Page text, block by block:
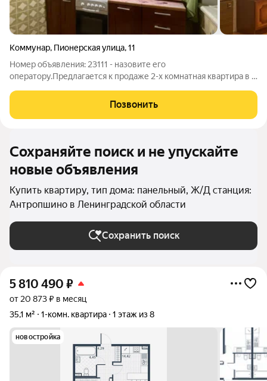
Коммунар, Пионерская улица,11
Номер объявления: 23111 - назовите его
оператору.Предлагается к продаже 2-х комнатная квартира в г.
личном, так и на общественном транспорте. Удобный выезд на
КАД и ЗСД, что позволяет быстро
Позвонить
Сохраняйте поиск и не упускайте
новые объявления
Купить квартиру, тип дома: панельный, Ж/Д станция:
Антропшино в Ленинградской области
Сохранить поиск
5 810 490 ₽
от 20 873 ₽ в месяц
35,1 м²
1-комн. квартира 1 этаж из 8
новостройка